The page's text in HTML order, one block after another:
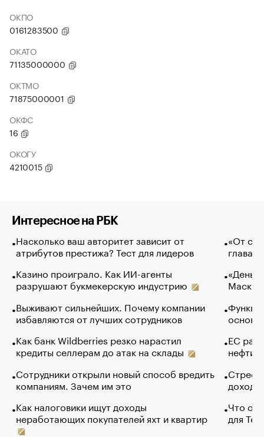
ОКПО
0161283500
ОКАТО
71135000000
ОКТМО
71875000001
ОКФС
16
ОКОГУ
4210015
Интересное на РБК
Насколько ваш авторитет зависит от
атрибутов престижа? Тест для лидеров
Казино проиграло. Как ИИ-агенты
разрушают букмекерскую индустрию
Выживают сильнейших. Почему компании
избавляются от лучших сотрудников
Как банк Wildberries резко нарастил
кредиты селлерам до атак на склады
Сотрудники открыли новый способ вредить
компаниям. Зачем им это
Как налоговики ищут доходы
неработающих покупателей яхт и квартир
«От
глава
Маск в
основ
ЕС
нефти
Что
для